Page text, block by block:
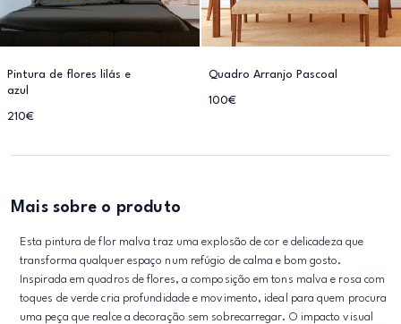
Pintura de flores lilás e
azul
210€
Quadro Arranjo Pascoal
100€
Mais sobre o produto
Esta pintura de flor malva traz uma explosão de cor e delicadeza que
transforma qualquer espaço num refúgio de calma e bom gosto.
Inspirada em quadros de flores, a composição em tons malva e rosa com
toques de verde cria profundidade e movimento, ideal para quem procura
uma peça que realce a decoração sem sobrecarregar. O impacto visual